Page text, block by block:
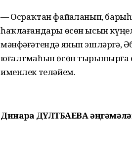
— Осраҡтан файҙаланып,
һаҡлағандары өсөн ысын
мәнфәғәтендә янып эшләргә,
юғалтмаһын өсөн тырышырға
именлек теләйем.
Динара ДӘҮЛӘТБАЕВА